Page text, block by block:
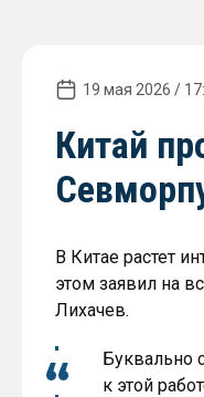
19 мая 2026 /
Китай
В Китае растет
этом заявил на
Лихачев.
Буквально
к этой